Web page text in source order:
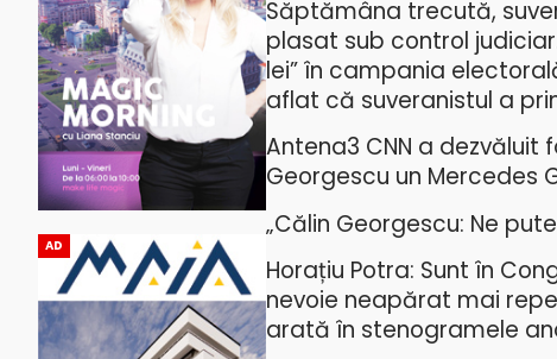
AD
Săptămâna trecută,
plasat sub control
lei” în campania
aflat că suveranistul a
Antena3 CNN a
Georgescu un Mercedes
„Călin Georgescu: Ne
Horațiu Potra: Sunt în
nevoie neapărat mai
arată în stenogramele